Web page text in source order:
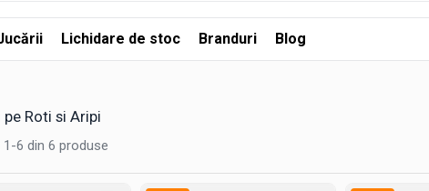
Lichidare de stoc Branduri Blog
Roti si Aripi
1-6 din 6 produse